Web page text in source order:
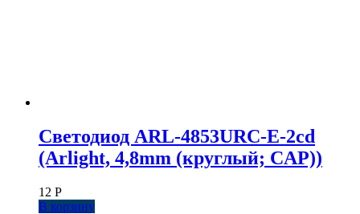
Светодиод ARL-4853URC-E-2cd
(Arlight, 4,8mm (круглый; CAP))
12 Р
В корзину